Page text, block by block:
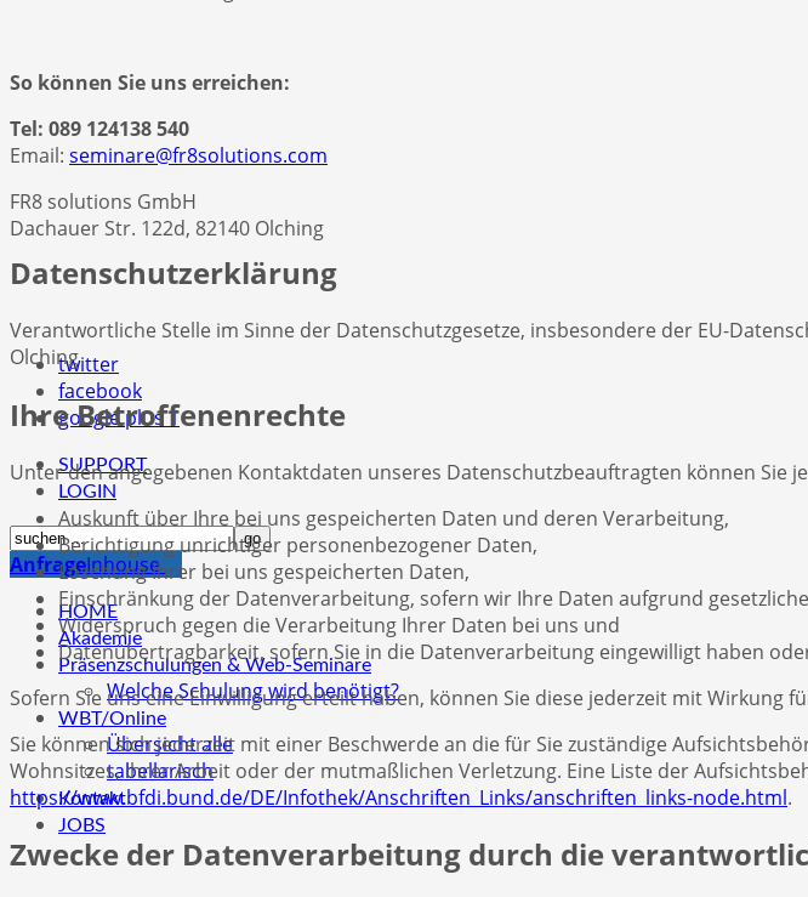
So können Sie uns erreichen:
Tel: 089 124138 540
Email: seminare@fr8solutions.com
FR8 solutions GmbH
Dachauer Str. 122d, 82140 Olching
twitter
facebook
google plus 1
SUPPORT
LOGIN
AnfrageInhouse
HOME
Akademie
Präsenzschulungen & Web-Seminare
Welche Schulung wird benötigt?
WBT/Online
Übersicht alle
tabellarisch
Kontakt
JOBS
Datenschutzerklärung
Verantwortliche Stelle im Sinne der Datenschutzgesetze, insbesondere der EU-
Olching
Ihre Betroffenenrechte
Unter den angegebenen Kontaktdaten unseres Datenschutzbeauftragten können Sie
Auskunft über Ihre bei uns gespeicherten Daten und deren Verarbeitung,
Berichtigung unrichtiger personenbezogener Daten,
Löschung Ihrer bei uns gespeicherten Daten,
Einschränkung der Datenverarbeitung, sofern wir Ihre Daten aufgrund
Widerspruch gegen die Verarbeitung Ihrer Daten bei uns und
Datenübertragbarkeit, sofern Sie in die Datenverarbeitung eingewilligt haben
Sofern Sie uns eine Einwilligung erteilt haben, können Sie diese jederzeit mit Wirkung
Sie können sich jederzeit mit einer Beschwerde an die für Sie zuständige
Wohnsitzes, Ihrer Arbeit oder der mutmaßlichen Verletzung. Eine Liste der
https://www.bfdi.bund.de/DE/Infothek/Anschriften_Links/anschriften_links-node.html.
Zwecke der Datenverarbeitung durch die